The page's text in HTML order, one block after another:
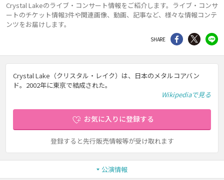
Crystal Lakeのライブ・コンサート情報をご紹介します。ライブ・コンサ
ートのチケット情報3件や関連画像、動画、記事など、様々な情報コンテ
ンツをお届けします。
SHARE シェア Twitter
Crystal Lake（クリスタル・レイク）は、日本のメタルコアバン
ド。2002年に東京で結成された。
Wikipediaで見る
お気に入りに登録する
登録すると先行販売情報等が受け取れます
公演情報